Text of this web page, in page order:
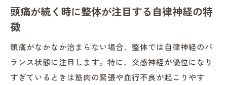
頭痛が続く時に整体が注目する自律神経の特
徴
頭痛がなかなか治まらない場合、整体では自律神経のバ
ランス状態に注目します。特に、交感神経が優位になり
すぎているときは筋肉の緊張や血行不良が起こりやす